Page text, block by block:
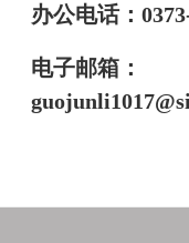
办公电话：
电子邮箱：